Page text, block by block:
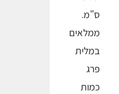
ס"מ.
ממלאים
במלית
פרג
כמות